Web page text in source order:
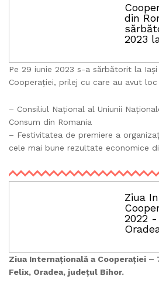
din
2023
Pe 29 iunie 2023 s-a sărbătorit la
Cooperației, prilej cu care au avut loc
– Consiliul Național al Uniunii
Consum din Romania
– Festivitatea de premiere a
cele mai bune rezultate economice
Ziua
2022 -
Ziua Internațională a Cooperației –
Felix, Oradea, județul Bihor.